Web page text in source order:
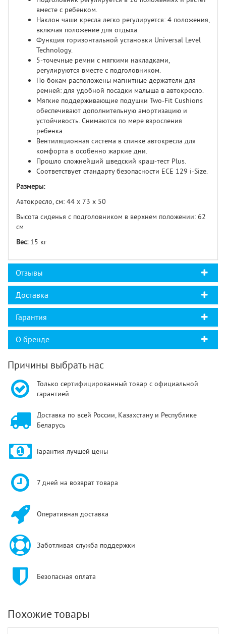
вместе с ребенком.
Наклон чаши кресла легко регулируется: 4 положения,
включая положение для отдыха.
Функция горизонтальной установки Universal Level
Technology.
5-точечные ремни с мягкими накладками,
регулируются вместе с подголовником.
По бокам расположены магнитные держатели для
ремней: для удобной посадки малыша в автокресло.
Мягкие поддерживающие подушки Two-Fit Cushions
обеспечивают дополнительную амортизацию и
устойчивость. Снимаются по мере взросления
ребенка.
Вентиляционная система в спинке автокресла для
комфорта в особенно жаркие дни.
Прошло сложнейший шведский краш-тест Plus.
Соответствует стандарту безопасности ECE 129 i-Size.
Размеры:
Автокресло, см: 44 х 73 х 50
Высота сиденья с подголовником в верхнем положении: 62
см
Вес:15 кг
Отзывы
Доставка
Гарантия
О бренде
Причины выбрать нас
Только сертифицированный товар с официальной
гарантией
Доставка по всей России, Казахстану и Республике
Беларусь
Гарантия лучшей цены
7 дней на возврат товара
Оперативная доставка
Заботливая служба поддержки
Безопасная оплата
Похожие товары